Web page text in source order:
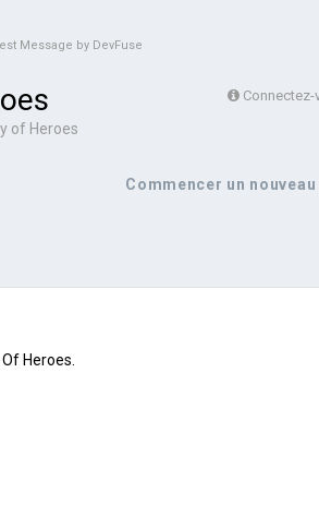
Message by DevFuse
Connectez-
of Heroes
Commencer un
Heroes.